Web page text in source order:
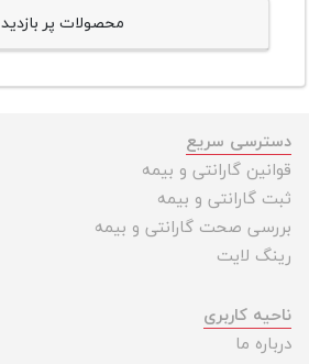
محصولات پر بازدید
دسترسی سریع
قوانین گارانتی و بیمه
ثبت گارانتی و بیمه
بررسی صحت گارانتی و بیمه
رینگ لایت
ناحیه کاربری
درباره ما